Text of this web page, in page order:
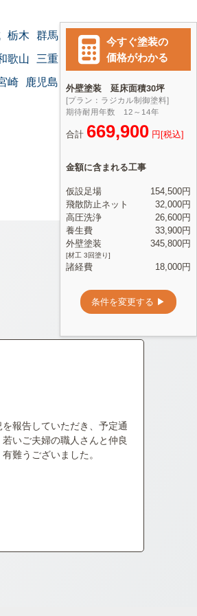
栃木 群馬
歌山 三重
崎 鹿児島 沖縄
報告していただき、予定通
いご夫婦の職人さんと仲良
難うございました。